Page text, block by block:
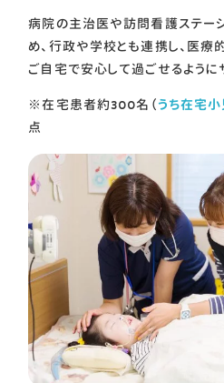
病院の主治医や訪問看護ステー
め、行政や学校とも連携し、医
ご自宅で安心して過ごせるように
※在宅患者約300名（うち在宅
点